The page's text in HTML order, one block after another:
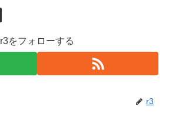
r3をフォローする
r3